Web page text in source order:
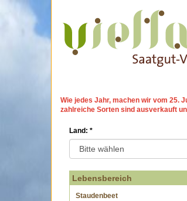
Wie jedes Jahr, machen wir vom 25.
zahlreiche Sorten sind ausverkauft
Land: *
Lebensbereich
Staudenbeet